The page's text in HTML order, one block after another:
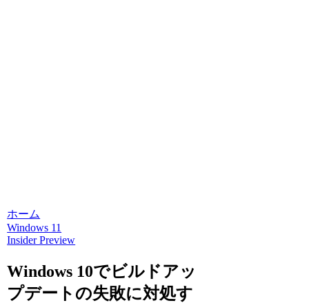
ホーム
Windows 11
Insider Preview
Windows 10でビルドアッ
プデートの失敗に対処す